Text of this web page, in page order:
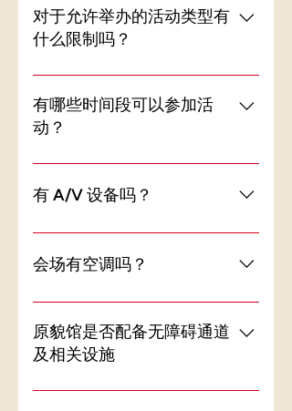
容纳 15 - 20 个座位。
对于允许举办的活动类型有
什么限制吗？
任何政治、宗教或非法性质的活动
严禁举办。管理层保留自行决定拒
绝预约的权利。
有哪些时间段可以参加活
动？
活动可安排在我们营业时间（上午
10 点至晚上 7 点）之前、之后或期
对外开放，在开放时间内举办活动
将收取额外费用。
有 A/V 设备吗？
是的，如果您的活动需要，可以租
用以下 A/V 设备：投影仪附有 2 个
椅子（50 把，每把定价）桌子（数
量有限，按每张定价）
会场有空调吗？
是的，我们的两个活动空间都装有
空调。
原貌馆是否配备无障碍通道
及相关设施
是的，牛车水原貌馆适合轮椅通